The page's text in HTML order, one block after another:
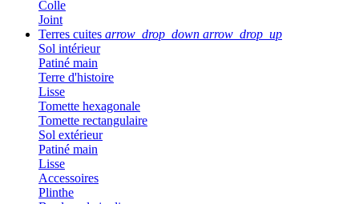
Colle
Joint
Terres cuites arrow_drop_down arrow_drop_up
Sol intérieur
Patiné main
Terre d'histoire
Lisse
Tomette hexagonale
Tomette rectangulaire
Sol extérieur
Patiné main
Lisse
Accessoires
Plinthe